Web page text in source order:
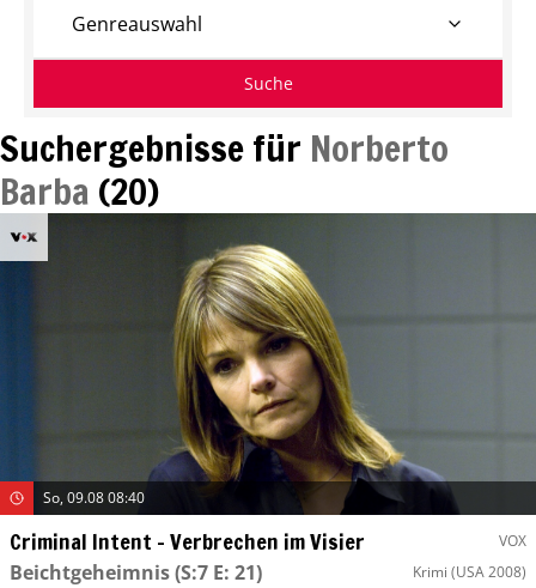
Suchergebnisse für Norberto
Barba (20)
So, 09.08 08:40
Criminal Intent – Verbrechen im Visier VOX
Beichtgeheimnis(S:7 E: 21) Krimi (USA 2008)
Genreauswahl
Suche